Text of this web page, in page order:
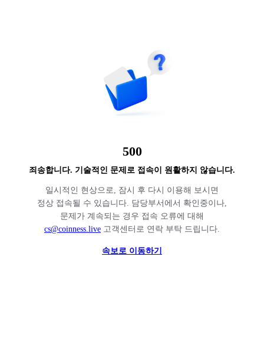
500
죄송합니다. 기술적인 문제로 접속이 원활하지 않습니다.
일시적인 현상으로, 잠시 후 다시 이용해 보시면
정상 접속될 수 있습니다. 담당부서에서 확인중이나,
문제가 계속되는 경우 접속 오류에 대해
cs@coinness.live 고객센터로 연락 부탁 드립니다.
속보로 이동하기